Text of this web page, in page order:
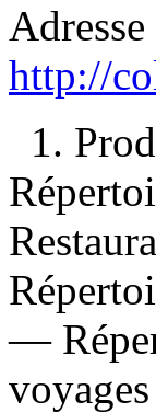
http://
1.
—